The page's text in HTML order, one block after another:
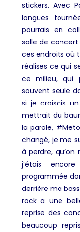
stickers. Avec
longues
pourrais en
salle de concert
ces endroits où
réalises ce qui
ce milieu, qui
souvent seule
si je croisais
mettrait du
la parole,
changé, je me
à perdre, qu’on
j’étais
programmée
derrière ma
rock a une
reprise des
beaucoup